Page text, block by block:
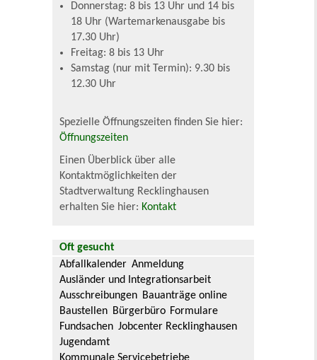
Donnerstag: 8 bis 13 Uhr und 14 bis
18 Uhr (Wartemarkenausgabe bis
17.30 Uhr)
Freitag: 8 bis 13 Uhr
Samstag (nur mit Termin): 9.30 bis
12.30 Uhr
Spezielle Öffnungszeiten finden Sie hier:
Öffnungszeiten
Einen Überblick über alle
Kontaktmöglichkeiten der
Stadtverwaltung Recklinghausen
erhalten Sie hier: Kontakt
Oft gesucht
Abfallkalender Anmeldung
Ausländer und Integrationsarbeit
Ausschreibungen Bauanträge online
Baustellen Bürgerbüro Formulare
Fundsachen Jobcenter Recklinghausen
Jugendamt